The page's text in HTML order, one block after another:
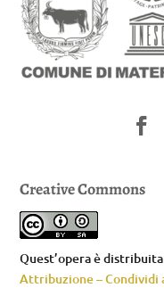
Creative Commons
Quest’opera è
Attribuzione – Condividi